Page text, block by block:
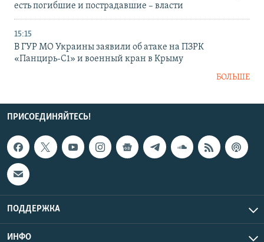
есть погибшие и пострадавшие – власти
15:15
В ГУР МО Украины заявили об атаке на ПЗРК
«Панцирь-С1» и военный кран в Крыму
БОЛЬШЕ
ПРИСОЕДИНЯЙТЕСЬ!
ПОДДЕРЖКА
ИНФО